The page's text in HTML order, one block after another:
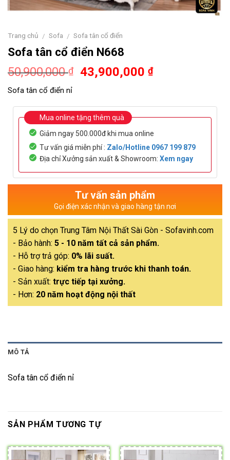
Trang chủ / Sofa / Sofa tân cổ điển
Sofa tân cổ điển N668
50,900,000₫
Original
50,900,000 ₫.
43,900,000₫Current
43,900,000
Sofa tân cổ điển nỉ
Mua online tặng thêm quà
Giảm ngay 500.000đ khi mua online
Tư vấn giá miễn phí : Zalo/Hotline 0967 199 879
Địa chỉ Xưởng sản xuất & Showroom: Xem ngay
Tư vấn sản phẩm
Gọi điện xác nhận và giao hàng tận nơi
5 Lý do chọn Trung Tâm Nội Thất Sài Gòn - Sofavinh.com
- Bảo hành: 5 - 10 năm tất cả sản phẩm.
- Hỗ trợ trả góp: 0% lãi suất.
- Giao hàng: kiểm tra hàng trước khi thanh toán.
- Sản xuất: trực tiếp tại xưởng.
- Hơn: 20 năm hoạt động nội thất
MÔ TẢ
Sofa tân cổ điển nỉ
SẢN PHẨM TƯƠNG TỰ